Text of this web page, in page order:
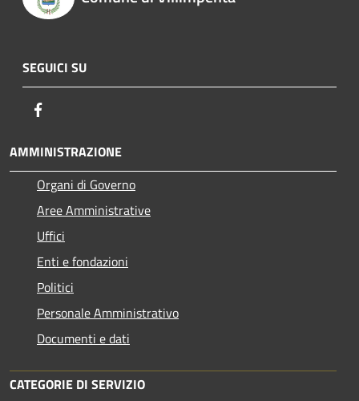
SEGUICI SU
AMMINISTRAZIONE
Organi di Governo
Aree Amministrative
Uffici
Enti e fondazioni
Politici
Personale Amministrativo
Documenti e dati
CATEGORIE DI SERVIZIO